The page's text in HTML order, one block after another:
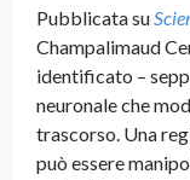
Pubblicata su
Champalimaud
identificato –
neuronale che
trascorso. Una
può essere